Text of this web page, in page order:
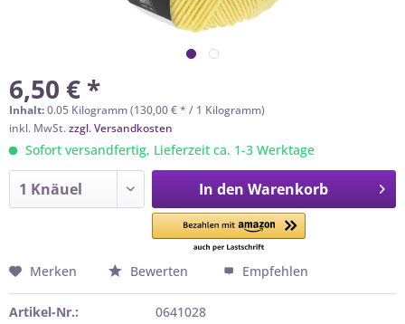
6,50 € *
Inhalt:0.05 Kilogramm (130,00 € * / 1 Kilogramm)
inkl. MwSt.zzgl. Versandkosten
Sofort versandfertig, Lieferzeit ca. 1-3 Werktage
In den Warenkorb
Merken Bewerten Empfehlen
Artikel-Nr.:
0641028